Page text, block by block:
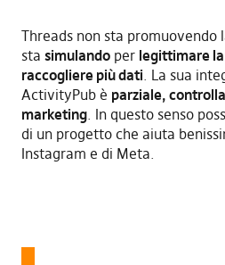
Threads non sta promuovendo
sta simulandoper legittimare
raccogliere più dati. La sua
ActivityPub è parziale,
marketing. In questo senso
di un progetto che aiuta
Instagram e di Meta.